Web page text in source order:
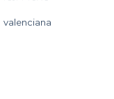
valenciana